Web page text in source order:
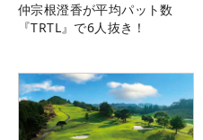
仲宗根澄香が平均パット数
『TRTL』で6人抜き！